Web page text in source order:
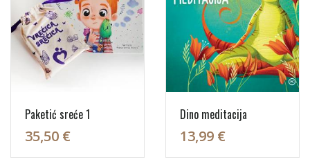
Paketić sreće 1
35,50 €
Dino meditacija
13,99 €